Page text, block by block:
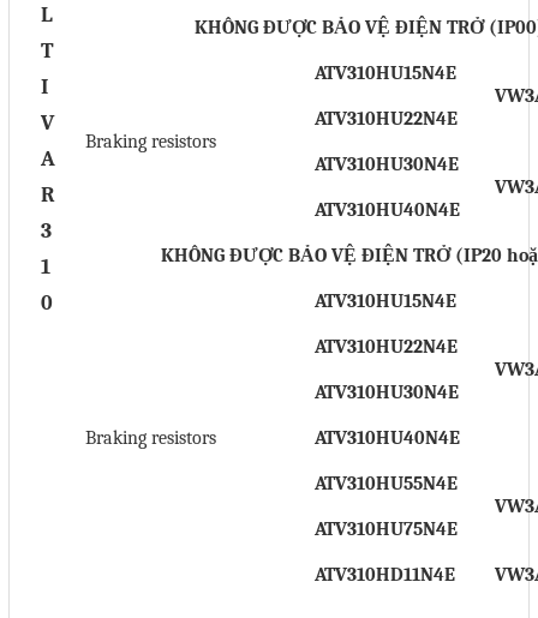
L
T
I
V
A
R
3
1
0
KHÔNG ĐƯỢC BẢO VỆ ĐIỆN TRỞ
Braking resistors
ATV310HU15N4E
ATV310HU22N4E
ATV310HU30N4E
ATV310HU40N4E
KHÔNG ĐƯỢC BẢO VỆ ĐIỆN TRỞ (IP20
Braking resistors
ATV310HU15N4E
ATV310HU22N4E
ATV310HU30N4E
ATV310HU40N4E
ATV310HU55N4E
ATV310HU75N4E
ATV310HD11N4E